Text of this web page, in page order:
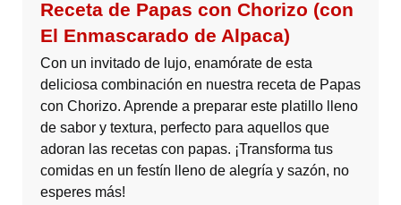
Receta de Papas con Chorizo (con
El Enmascarado de Alpaca)
Con un invitado de lujo, enamórate de esta
deliciosa combinación en nuestra receta de Papas
con Chorizo. Aprende a preparar este platillo lleno
de sabor y textura, perfecto para aquellos que
adoran las recetas con papas. ¡Transforma tus
comidas en un festín lleno de alegría y sazón, no
esperes más!